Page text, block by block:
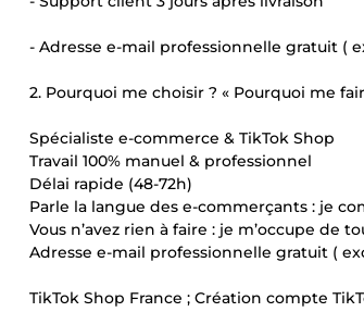
- Adresse e-mail professionnelle gratuit (
2. Pourquoi me choisir ? « Pourquoi me
Spécialiste e-commerce & TikTok Shop
Travail 100% manuel & professionnel
Délai rapide (48-72h)
Parle la langue des e-commerçants : je
Vous n’avez rien à faire : je m’occupe de
Adresse e-mail professionnelle gratuit (
TikTok Shop France ; Création compte